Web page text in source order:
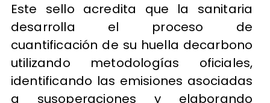
Este sello acredita que la sanitaria
desarrolla el proceso de
cuantificación de su huella decarbono
utilizando metodologías oficiales,
identificando las emisiones asociadas
a susoperaciones y elaborando